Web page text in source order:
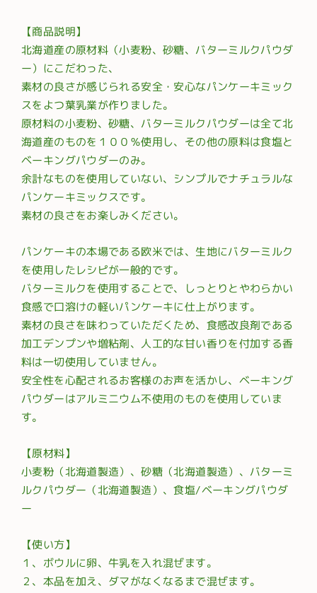
【商品説明】
北海道産の原材料（小麦粉、砂糖、バターミルクパウダ
ー）にこだわった、
素材の良さが感じられる安全・安心なパンケーキミック
スをよつ葉乳業が作りました。
原材料の小麦粉、砂糖、バターミルクパウダーは全て北
海道産のものを１００％使用し、その他の原料は食塩と
ベーキングパウダーのみ。
余計なものを使用していない、シンプルでナチュラルな
パンケーキミックスです。
素材の良さをお楽しみください。
パンケーキの本場である欧米では、生地にバターミルク
を使用したレシピが一般的です。
バターミルクを使用することで、しっとりとやわらかい
食感で口溶けの軽いパンケーキに仕上がります。
素材の良さを味わっていただくため、食感改良剤である
加工デンプンや増粘剤、人工的な甘い香りを付加する香
料は一切使用していません。
安全性を心配されるお客様のお声を活かし、ベーキング
パウダーはアルミニウム不使用のものを使用していま
す。
【原材料】
小麦粉（北海道製造）、砂糖（北海道製造）、バターミ
ルクパウダー（北海道製造）、食塩/ベーキングパウダ
ー
【使い方】
１、ボウルに卵、牛乳を入れ混ぜます。
２、本品を加え、ダマがなくなるまで混ぜます。